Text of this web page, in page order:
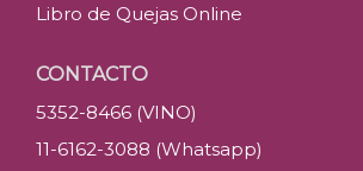
Libro de Quejas Online
CONTACTO
5352-8466 (VINO)
11-6162-3088 (Whatsapp)